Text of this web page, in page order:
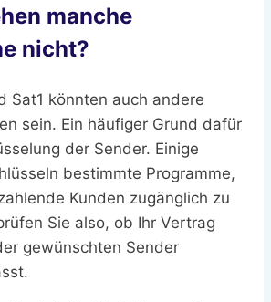
manche
nicht?
Sat1 könnten auch andere
sein. Ein häufiger Grund dafür
der Sender. Einige
bestimmte Programme,
Kunden zugänglich zu
Sie also, ob Ihr Vertrag
gewünschten Sender